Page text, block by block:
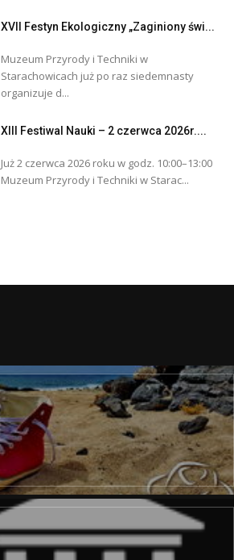
XVII Festyn Ekologiczny „Zaginiony świ...
Muzeum Przyrody i Techniki w
Starachowicach już po raz siedemnasty
organizuje d...
XIII Festiwal Nauki – 2 czerwca 2026r....
Już 2 czerwca 2026 roku w godz. 10:00–13:00
Muzeum Przyrody i Techniki w Starac...